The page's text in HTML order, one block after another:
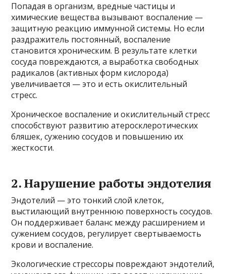
Попадая в организм, вредные частицы и
химические вещества вызывают воспаление —
защитную реакцию иммунной системы. Но если
раздражитель постоянный, воспаление
становится хроническим. В результате клетки
сосуда повреждаются, а выработка свободных
радикалов (активных форм кислорода)
увеличивается — это и есть окислительный
стресс.
Хроническое воспаление и окислительный стресс
способствуют развитию атеросклеротических
бляшек, сужению сосудов и повышению их
жесткости.
2. Нарушение работы эндотелия
Эндотелий — это тонкий слой клеток,
выстилающий внутреннюю поверхность сосудов.
Он поддерживает баланс между расширением и
сужением сосудов, регулирует свертываемость
крови и воспаление.
Экологические стрессоры повреждают эндотелий,